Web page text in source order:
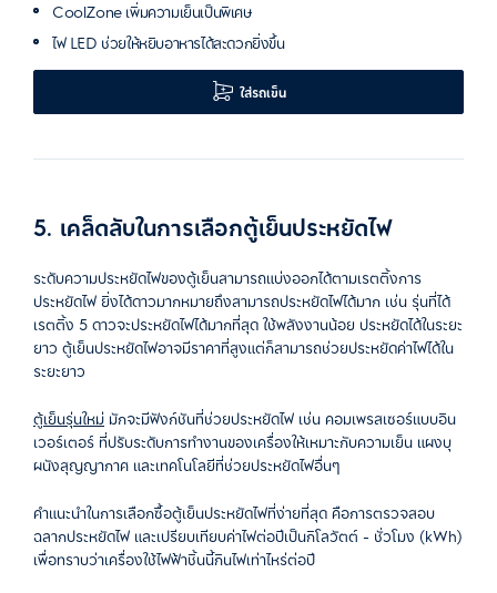
CoolZone เพิ่มความเย็นเป็นพิเศษ
ไฟ LED ช่วยให้หยิบอาหารได้สะดวกยิ่งขึ้น
ใส่รถเข็น
5. เคล็ดลับในการเลือกตู้เย็นประหยัดไฟ
ระดับความประหยัดไฟของตู้เย็นสามารถแบ่งออกได้ตามเรตติ้งการ
ประหยัดไฟ ยิ่งได้ดาวมากหมายถึงสามารถประหยัดไฟได้มาก เช่น รุ่นที่ได้
เรตติ้ง 5 ดาวจะประหยัดไฟได้มากที่สุด ใช้พลังงานน้อย ประหยัดได้ในระยะ
ยาว ตู้เย็นประหยัดไฟอาจมีราคาที่สูงแต่ก็สามารถช่วยประหยัดค่าไฟได้ใน
ระยะยาว
ตู้เย็นรุ่นใหม่ มักจะมีฟังก์ชันที่ช่วยประหยัดไฟ เช่น คอมเพรสเซอร์แบบอิน
เวอร์เตอร์ ที่ปรับระดับการทำงานของเครื่องให้เหมาะกับความเย็น แผงบุ
ผนังสุญญากาศ และเทคโนโลยีที่ช่วยประหยัดไฟอื่นๆ
คำแนะนำในการเลือกซื้อตู้เย็นประหยัดไฟที่ง่ายที่สุด คือการตรวจสอบ
ฉลากประหยัดไฟ และเปรียบเทียบค่าไฟต่อปีเป็นกิโลวัตต์ - ชั่วโมง (kWh)
เพื่อทราบว่าเครื่องใช้ไฟฟ้าชิ้นนี้กินไฟเท่าไหร่ต่อปี